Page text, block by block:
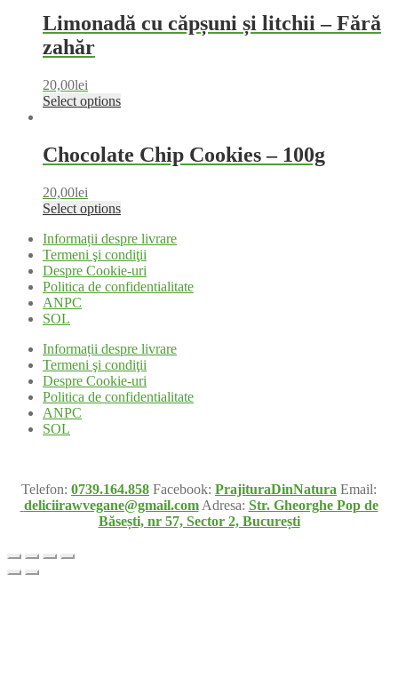
Limonadă cu căpșuni și litchii – Fără
zahăr
20,00lei
Select options
Chocolate Chip Cookies – 100g
20,00lei
Select options
Informații despre livrare
Termeni şi condiţii
Despre Cookie-uri
Politica de confidentialitate
ANPC
SOL
Informații despre livrare
Termeni şi condiţii
Despre Cookie-uri
Politica de confidentialitate
ANPC
SOL
Telefon: 0739.164.858 Facebook: PrajituraDinNatura Email:
deliciirawvegane@gmail.comAdresa: Str. Gheorghe Pop de
Băsești, nr 57, Sector 2, București